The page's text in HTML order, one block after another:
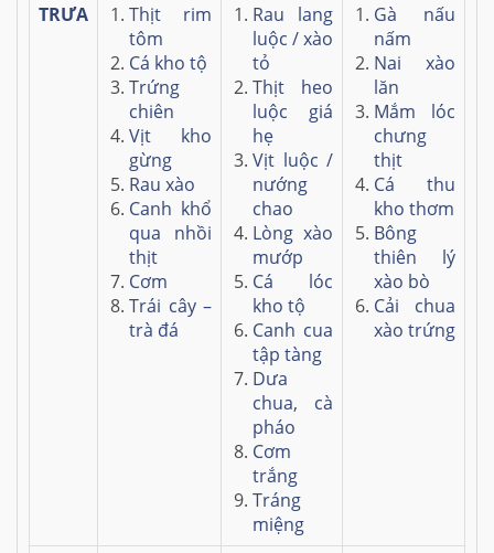
TRƯA
Thịt rim
tôm
Cá kho tộ
Trứng
chiên
Vịt kho
gừng
Rau xào
Canh khổ
qua nhồi
thịt
Cơm
Trái cây –
trà đá
Rau lang
luộc / xào
tỏ
Thịt heo
luộc giá
hẹ
Vịt luộc /
nướng
chao
Lòng xào
mướp
Cá lóc
kho tộ
Canh cua
tập tàng
Dưa
chua, cà
pháo
Cơm
trắng
Tráng
miệng
Gà nấu
nấm
Nai xào
lăn
Mắm lóc
chưng
thịt
Cá thu
kho thơm
Bông
thiên lý
xào bò
Cải chua
xào trứng